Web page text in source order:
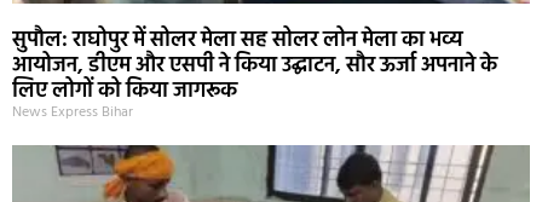
सुपौल: राघोपुर में सोलर मेला सह सोलर लोन मेला का भव्य
आयोजन, डीएम और एसपी ने किया उद्घाटन, सौर ऊर्जा अपनाने के
लिए लोगों को किया जागरूक
News Express Bihar